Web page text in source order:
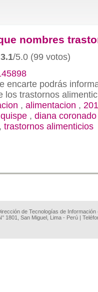
nombres
/5.0 (99 votos)
encarte podrás
los trastornos
, alimentacion ,
, diana coronado
, trastornos alimenticios
de Tecnologías de
1801, San Miguel, Lima - Perú |